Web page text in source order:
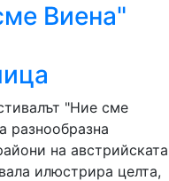
Виена"
"Ние сме
разнообразна
на австрийската
илюстрира целта,